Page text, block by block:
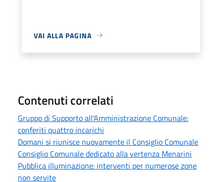
VAI ALLA PAGINA
Contenuti correlati
Gruppo di Supporto all'Amministrazione Comunale:
conferiti quattro incarichi
Domani si riunisce nuovamente il Consiglio Comunale
Consiglio Comunale dedicato alla vertenza Menarini
Pubblica illuminazione: interventi per numerose zone
non servite